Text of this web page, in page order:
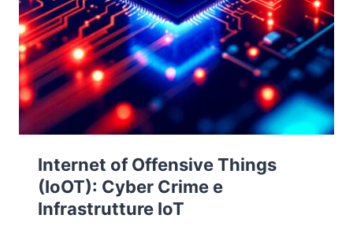
Internet of Offensive Things
(IoOT): Cyber Crime e
Infrastrutture IoT